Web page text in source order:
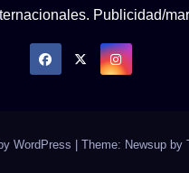
Publicidad/
WordPress | Theme: Newsup by